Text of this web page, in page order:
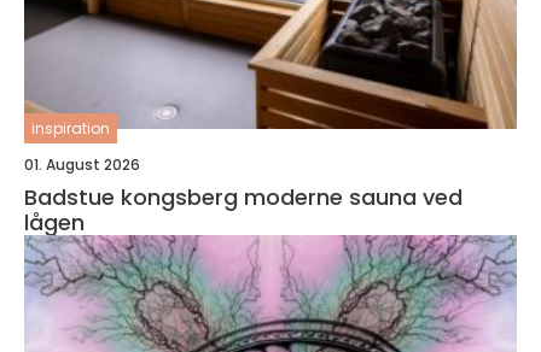
inspiration
01. August 2026
Badstue kongsberg moderne sauna ved
lågen